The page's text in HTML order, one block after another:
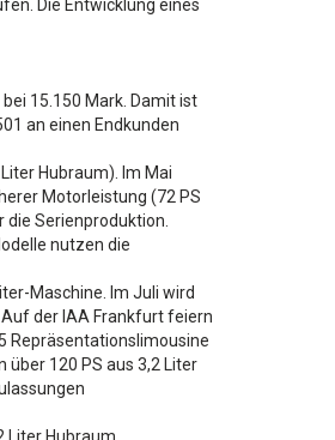
Die Entwicklung eines
15.150 Mark. Damit ist
an einen Endkunden
Hubraum). Im Mai
Motorleistung (72 PS
Serienproduktion.
nutzen die
Maschine. Im Juli wird
der IAA Frankfurt feiern
Repräsentationslimousine
120 PS aus 3,2 Liter